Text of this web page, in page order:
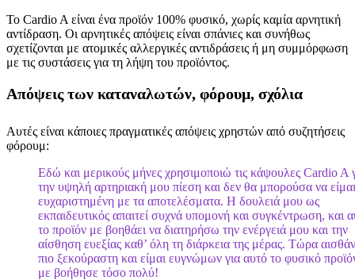
Το Cardio A είναι ένα προϊόν 100% φυσικό, χωρίς καμία αρνητική
αντίδραση. Οι αρνητικές απόψεις είναι σπάνιες και συνήθως
σχετίζονται με ατομικές αλλεργικές αντιδράσεις ή μη συμμόρφωση
με τις συστάσεις για τη λήψη του προϊόντος.
Απόψεις των καταναλωτών, φόρουμ, σχόλια
Αυτές είναι κάποιες πραγματικές απόψεις χρηστών από συζητήσεις
φόρουμ:
Εδώ και μερικούς μήνες χρησιμοποιώ τις κάψουλες Cardio A
την υψηλή αρτηριακή μου πίεση και δεν θα μπορούσα να
ευχαριστημένη με τα αποτελέσματα. Η δουλειά μου ως
εκπαιδευτικός απαιτεί συχνά υπομονή και συγκέντρωση, και
το προϊόν με βοηθάει να διατηρήσω την ενέργειά μου και την
αίσθηση ευεξίας καθ’ όλη τη διάρκεια της μέρας. Τώρα
πιο ξεκούραστη και είμαι ευγνώμων για αυτό το φυσικό
με βοήθησε τόσο πολύ!